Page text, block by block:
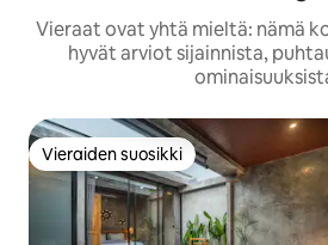
Vieraat ovat yhtä mieltä: nämä
hyvät arviot sijainnista,
Vieraiden suosikki
Vieraiden suosikki